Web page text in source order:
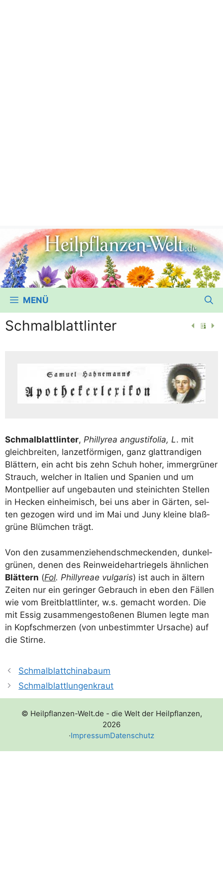
MENÜ
Schmalblattlinter
Schmal­blatt­lin­ter, Phil­ly­rea angusti­fo­lia, L. mit
gleich­brei­ten, lan­zet­för­mi­gen, ganz glatt­ran­di­gen
Blät­tern, ein acht bis zehn Schuh hoher, immer­grü­ner
Strauch, wel­cher in Ita­li­en und Spa­ni­en und um
Mont­pel­lier auf unge­bau­ten und stei­nich­ten Stel­len
in Hecken ein­hei­misch, bei uns aber in Gär­ten, sel­
ten gezo­gen wird und im Mai und Juny klei­ne blaß­
grü­ne Blüm­chen trägt.
Von den zusam­men­zie­hend­schme­cken­den, dun­kel­
grü­nen, denen des Rein­wei­de­hart­rie­gels ähn­li­chen
Blät­tern (Fol. Phil­ly­reae vul­ga­ris) ist auch in ältern
Zei­ten nur ein gerin­ger Gebrauch in eben den Fäl­len
wie vom Breit­blatt­lin­ter, w.s. gemacht wor­den. Die
mit Essig zusam­men­ge­sto­ße­nen Blu­men leg­te man
in Kopf­schmer­zen (von unbe­stimm­ter Ursa­che) auf
die Stirne.
Schmalblattchinabaum
Schmalblattlungenkraut
© Heilpflanzen-Welt.de - die Welt der Heilpflanzen,
2026
·ImpressumDatenschutz